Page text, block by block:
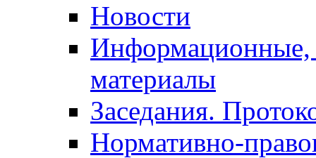
Новости
Информационные,
материалы
Заседания.
Нормативно-